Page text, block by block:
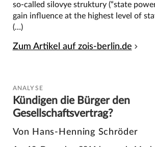
so-called silovye struktury (“state
gain influence at the highest level of
(…)
Zum Artikel auf zois-berlin.de
ANALYSE
Kündigen die Bürger den
Gesellschaftsvertrag?
Von Hans-Henning Schröder